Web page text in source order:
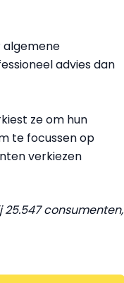
algemene
advies dan
ze om hun
te focussen op
verkiezen
25.547 consumenten,